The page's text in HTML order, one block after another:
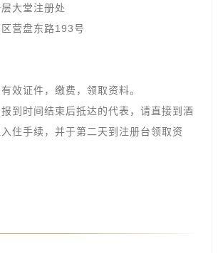
大堂注册处
营盘东路193号
效证件，缴费，领取资料。
到时间结束后抵达的代表，请直接到酒
住手续，并于第二天到注册台领取资